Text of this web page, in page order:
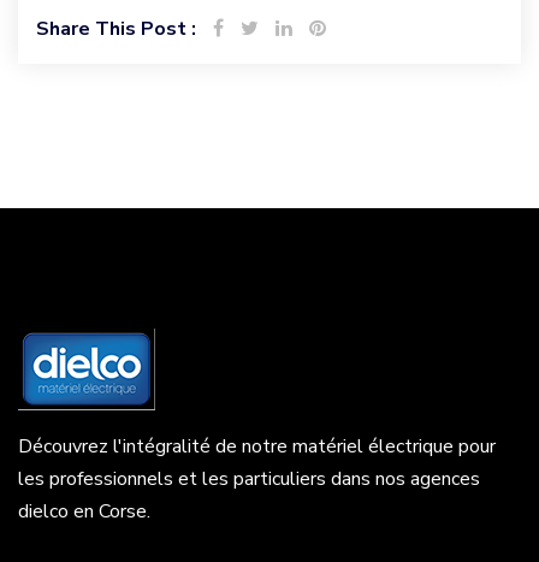
Share This Post :
Découvrez l'intégralité de notre matériel électrique pour
les professionnels et les particuliers dans nos agences
dielco en Corse.